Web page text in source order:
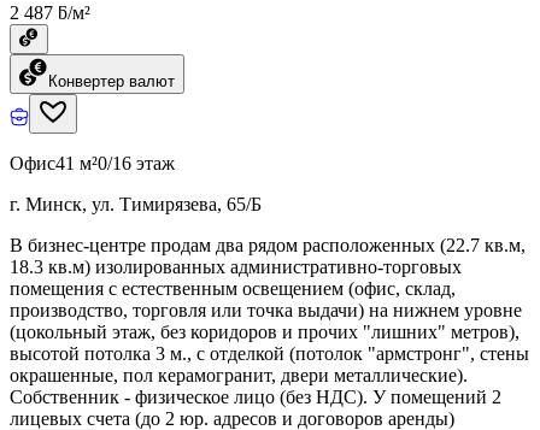
2 487 ƃ/м²
Конвертер валют
Офис41 м²0/16 этаж
г. Минск, ул. Тимирязева, 65/Б
В бизнес-центре продам два рядом расположенных (22.7 кв.м,
18.3 кв.м) изолированных административно-торговых
помещения с естественным освещением (офис, склад,
производство, торговля или точка выдачи) на нижнем уровне
(цокольный этаж, без коридоров и прочих "лишних" метров),
высотой потолка 3 м., с отделкой (потолок "армстронг", стены
окрашенные, пол керамогранит, двери металлические).
Собственник - физическое лицо (без НДС). У помещений 2
лицевых счета (до 2 юр. адресов и договоров аренды)